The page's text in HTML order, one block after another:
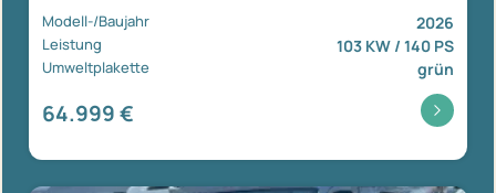
Modell-/Baujahr 2026
Leistung 103 KW / 140 PS
Umweltplakette grün
64.999 €